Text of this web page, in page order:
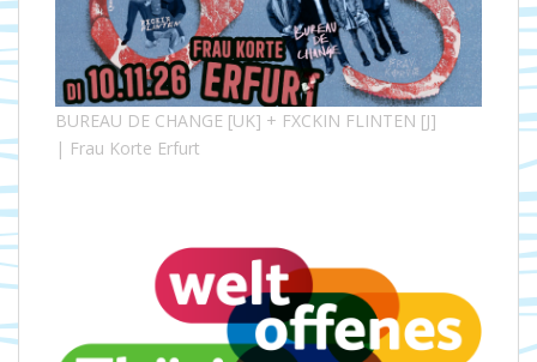
BUREAU DE CHANGE [UK] + FXCKIN FLINTEN [J]
| Frau Korte Erfurt